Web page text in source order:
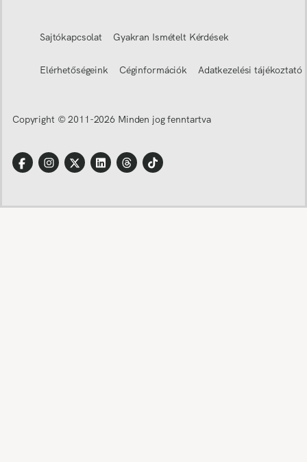
Sajtókapcsolat Gyakran Ismételt Kérdések
Elérhetőségeink Céginformációk Adatkezelési tájékoztató
Copyright © 2011-2026 Minden jog fenntartva